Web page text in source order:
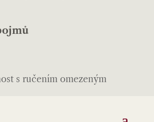
s ručením omezeným